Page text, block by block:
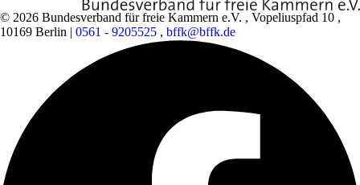
© 2026 Bundesverband für freie Kammern e.V. , Vopeliuspfad 10 ,
10169 Berlin | 0561 - 9205525 , bffk@bffk.de